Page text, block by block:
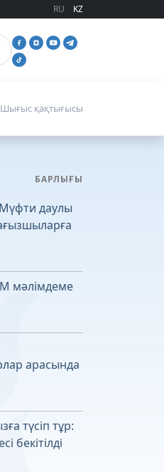
RU KZ
Шығыс қақтығысы
БАРЛЫҒЫ
даулы
мәлімдеме
арасында
түсіп тұр:
бекітілді